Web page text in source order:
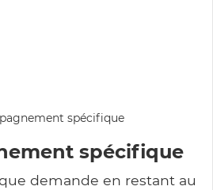
spécifique
demande en restant au